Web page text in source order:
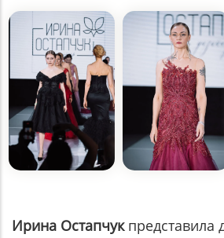
Ирина Остапчукпредставила